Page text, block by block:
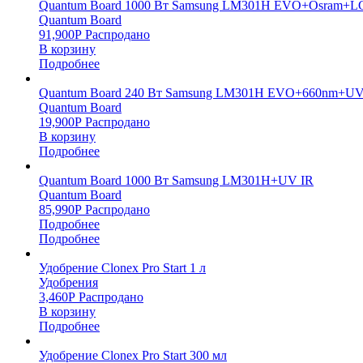
Quantum Board 1000 Вт Samsung LM301H
Quantum Board
91,900Р Распродано
В корзину
Подробнее
Quantum Board 240 Вт Samsung LM301H
Quantum Board
19,900Р Распродано
В корзину
Подробнее
Quantum Board 1000 Вт Samsung LM301H+UV IR
Quantum Board
85,990Р Распродано
Подробнее
Подробнее
Удобрение Clonex Pro Start 1 л
Удобрения
3,460Р Распродано
В корзину
Подробнее
Удобрение Clonex Pro Start 300 мл